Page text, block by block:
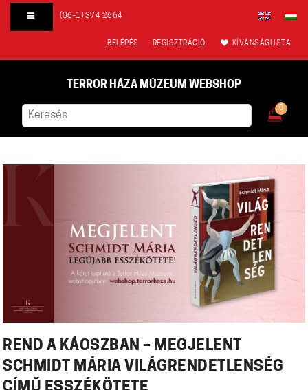
(06-1) 374 2664
BELÉPÉS REGISZTRÁCIÓ KÍVÁNSÁGLISTA
TERROR HÁZA MÚZEUM WEBSHOP
0
REND A KÁOSZBAN – MEGJELENT
SCHMIDT MÁRIA VILÁGRENDETLENSÉG